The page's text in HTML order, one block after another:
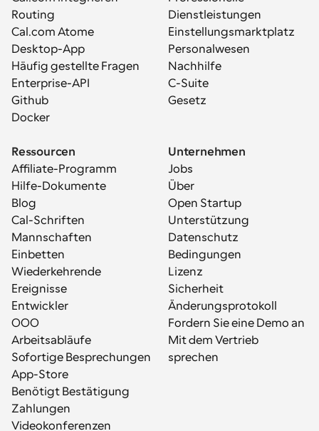
Routing
Cal.com Atome
Desktop-App
Häufig gestellte Fragen
Enterprise-API
Github
Docker
Dienstleistungen
Einstellungsmarktplatz
Personalwesen
Nachhilfe
C-Suite
Gesetz
Ressourcen
Affiliate-Programm
Hilfe-Dokumente
Blog
Cal-Schriften
Mannschaften
Einbetten
Wiederkehrende
Ereignisse
Entwickler
OOO
Arbeitsabläufe
Sofortige Besprechungen
App-Store
Benötigt Bestätigung
Zahlungen
Videokonferenzen
Unternehmen
Jobs
Über
Open Startup
Unterstützung
Datenschutz
Bedingungen
Lizenz
Sicherheit
Änderungsprotokoll
Fordern Sie eine Demo an
Mit dem Vertrieb
sprechen